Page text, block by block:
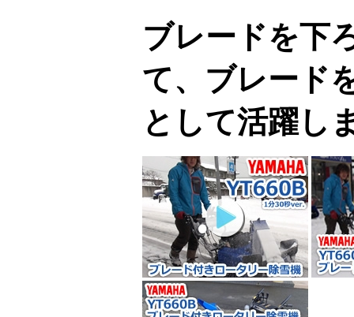
ブレードを下
て、ブレード
として活躍し